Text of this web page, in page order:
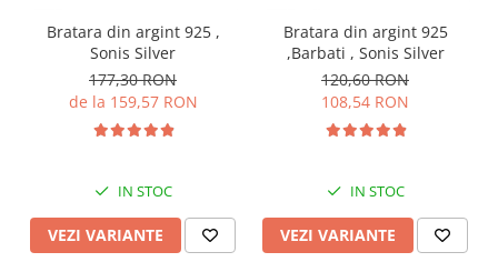
Bratara din argint 925 ,
Sonis Silver
177,30 RON
de la 159,57 RON
IN STOC
VEZI VARIANTE
Bratara din argint 925
,Barbati , Sonis Silver
120,60 RON
108,54 RON
IN STOC
VEZI VARIANTE